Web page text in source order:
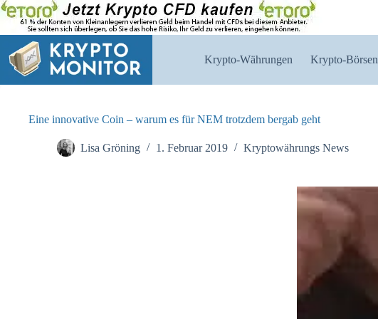
Zum
Inhalt
springen
Krypto-Währungen Krypto-Börsen
Eine innovative Coin – warum es für NEM trotzdem bergab geht
Lisa Gröning 1. Februar 2019 Kryptowährungs News